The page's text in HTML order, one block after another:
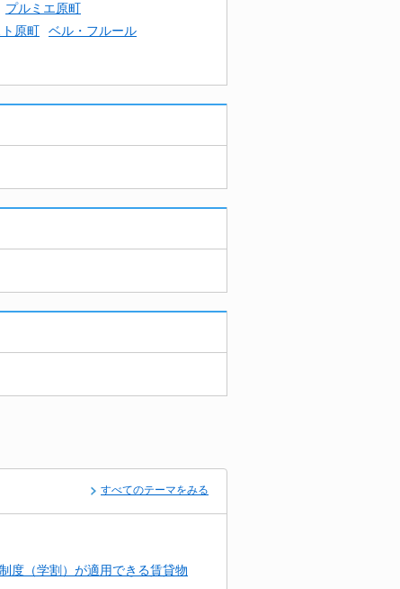
プルミエ原町
原町
ベル・フルール
すべてのテーマをみる
度（学割）が適用できる賃貸物